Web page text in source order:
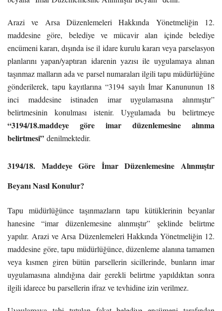
Arazi ve Arsa Düzenlemeleri Hakkında Yönetmeliğin 12.
maddesine göre, belediye ve mücavir alan içinde belediye
encümeni kararı, dışında ise il idare kurulu kararı veya parselasyon
planlarını yapan/yaptıran idarenin yazısı ile uygulamaya alınan
taşınmaz malların ada ve parsel numaraları ilgili tapu müdürlüğüne
gönderilerek, tapu kayıtlarına “3194 sayılı İmar Kanununun 18
inci maddesine istinaden imar uygulamasına alınmıştır”
belirtmesinin konulması istenir. Uygulamada bu belirtmeye
“3194/18.maddeye göre imar düzenlemesine alınma
belirtmesi” denilmektedir.
3194/18. Maddeye Göre İmar Düzenlemesine Alınmıştır
Beyanı Nasıl Konulur?
Tapu müdürlüğünce taşınmazların tapu kütüklerinin beyanlar
hanesine “imar düzenlemesine alınmıştır” şeklinde belirtme
yapılır. Arazi ve Arsa Düzenlemeleri Hakkında Yönetmeliğin 12.
maddesine göre, tapu müdürlüğünce, düzenleme alanına tamamen
veya kısmen giren bütün parsellerin sicillerinde, bunların imar
uygulamasına alındığına dair gerekli belirtme yapıldıktan sonra
ilgili idarece bu parsellerin ifraz ve tevhidine izin verilmez.